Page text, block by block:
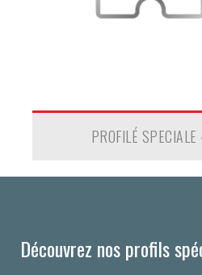
PROFILÉ
Découvrez nos profils